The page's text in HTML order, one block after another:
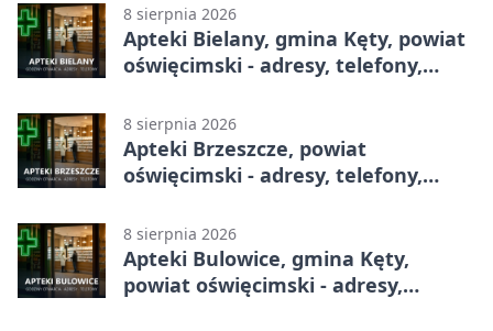
8 sierpnia 2026
Apteki Bielany, gmina Kęty, powiat
oświęcimski - adresy, telefony,
8 sierpnia 2026
Apteki Brzeszcze, powiat
oświęcimski - adresy, telefony,
8 sierpnia 2026
Apteki Bulowice, gmina Kęty,
powiat oświęcimski - adresy,